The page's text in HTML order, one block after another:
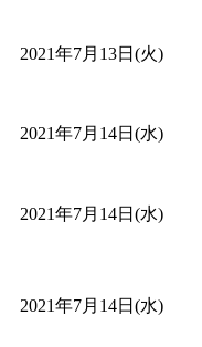
2021年7月13日(火)
2021年7月14日(水)
2021年7月14日(水)
2021年7月14日(水)